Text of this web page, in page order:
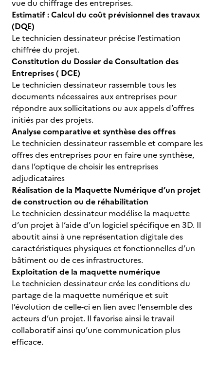
vue du chiffrage des entreprises.
Estimatif : Calcul du coût prévisionnel des travaux
(DQE)
Le technicien dessinateur précise l’estimation
chiffrée du projet.
Constitution du Dossier de Consultation des
Entreprises ( DCE)
Le technicien dessinateur rassemble tous les
documents nécessaires aux entreprises pour
répondre aux sollicitations ou aux appels d’offres
initiés par des projets.
Analyse comparative et synthèse des offres
Le technicien dessinateur rassemble et compare les
offres des entreprises pour en faire une synthèse,
dans l’optique de choisir les entreprises
adjudicataires
Réalisation de la Maquette Numérique d’un projet
de construction ou de réhabilitation
Le technicien dessinateur modélise la maquette
d’un projet à l’aide d’un logiciel spécifique en 3D. Il
aboutit ainsi à une représentation digitale des
caractéristiques physiques et fonctionnelles d’un
bâtiment ou de ces infrastructures.
Exploitation de la maquette numérique
Le technicien dessinateur crée les conditions du
partage de la maquette numérique et suit
l’évolution de celle-ci en lien avec l’ensemble des
acteurs d’un projet. Il favorise ainsi le travail
collaboratif ainsi qu’une communication plus
efficace.